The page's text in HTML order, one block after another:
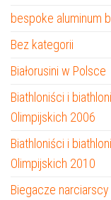
bespoke aluminum
Bez kategorii
Białorusini w Polsce
Biathloniści i
Olimpijskich 2006
Biathloniści i
Olimpijskich 2010
Biegacze